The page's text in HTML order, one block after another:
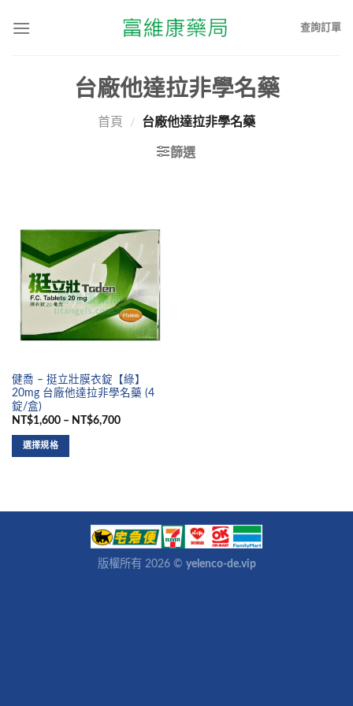
查詢訂單
台廠他達拉非學名藥
首頁 / 台廠他達拉非學名藥
篩選
健喬 – 挺立壯膜衣錠【綠】
20mg 台廠他達拉非學名藥 (4
錠/盒)
NT$1,600 – NT$6,700
選擇規格
版權所有 2026 © yelenco-de.vip